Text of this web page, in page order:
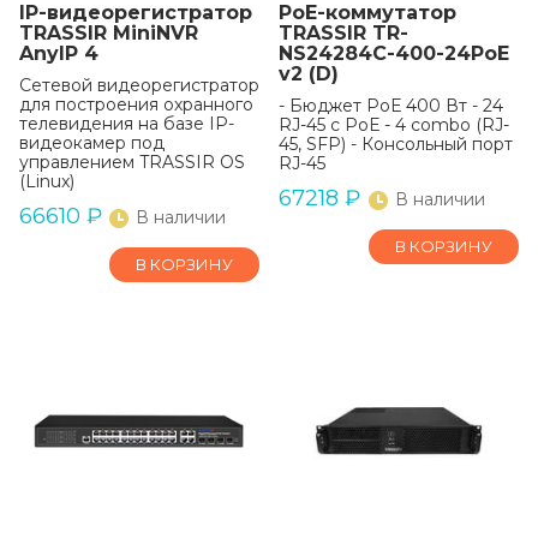
IP-видеорегистратор
TRASSIR MiniNVR
AnyIP 4
Сетевой видеорегистратор
для построения охранного
телевидения на базе IP-
видеокамер под
управлением TRASSIR OS
(Linux)
66610 ₽ В наличии
В КОРЗИНУ
РоЕ-коммутатор
TRASSIR TR-
NS24284C-400-24PoE
v2 (D)
- Бюджет РоЕ 400 Вт - 24
RJ-45 с РоЕ - 4 combo (RJ-
45, SFP) - Консольный порт
RJ-45
67218 ₽ В наличии
В КОРЗИНУ